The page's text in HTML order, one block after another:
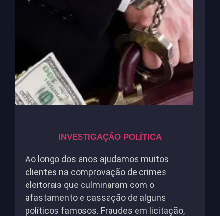
INVESTIGAÇÃO POLÍTICA
Ao longo dos anos ajudamos muitos
clientes na comprovação de crimes
eleitorais que culminaram com o
afastamento e cassação de alguns
políticos famosos. Fraudes em licitação,